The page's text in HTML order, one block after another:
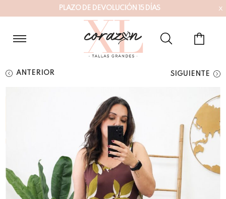
PLAZO DE DEVOLUCI ÓN 5 DÍ AS x
ANTERIOR SIGUIENTE